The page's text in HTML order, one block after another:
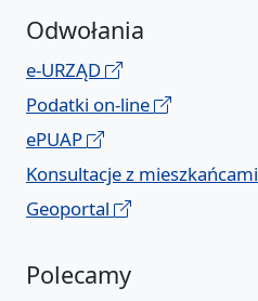
Odwołania
e-URZĄD
Podatki on-line
ePUAP
Konsultacje z mieszkańcami
Geoportal
Polecamy